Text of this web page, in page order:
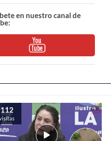
en nuestro canal de
112